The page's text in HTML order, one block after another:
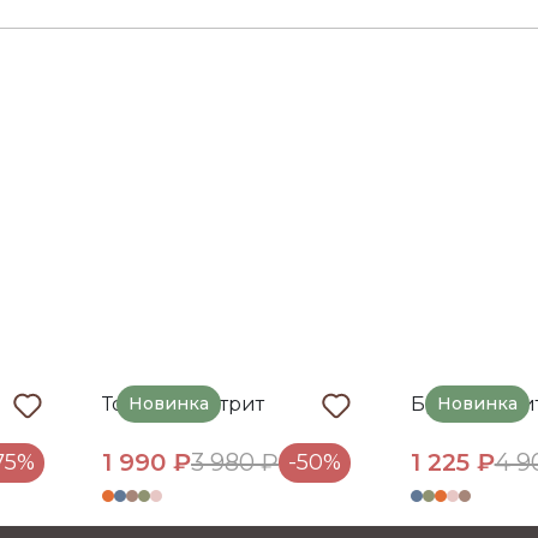
Удлиненная спинка, глубокий капюшон с
Новинка
Толстовка Стрит
1 990 ₽3 980 ₽ -50%
Новинка
Брюки
1 225 ₽4